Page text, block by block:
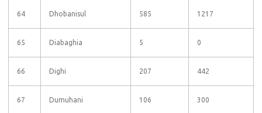
64 Dhobanisul 585 1217
65 Diabaghia 5 0
66 Dighi 207 442
67 Dumuhani 106 300